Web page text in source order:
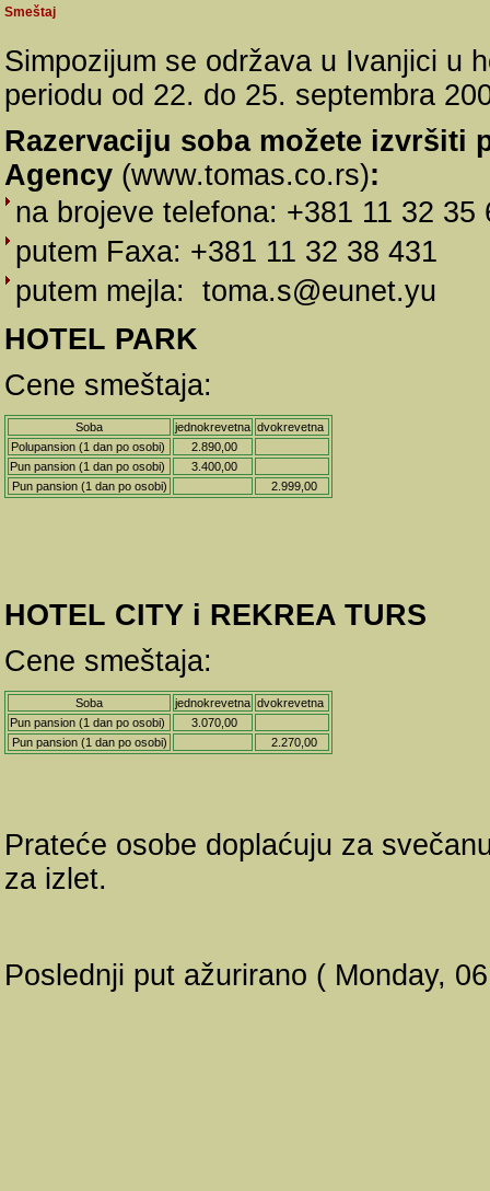
Smeštaj
Simpozijum se održava u Ivanjici u
periodu od 22. do 25. septembra
Razervaciju soba možete izvršiti
Agency (www.tomas.co.rs):
na brojeve telefona: +381 11 32
putem Faxa: +381 11 32 38 431
putem mejla: toma.s@eunet.yu
HOTEL PARK
Cene smeštaja:
Soba jednokrevetna dvokrevetna
Polupansion (1 dan po osobi)
2.890,00
Pun pansion (1 dan po osobi)
3.400,00
Pun pansion (1 dan po osobi)
2.999,00
HOTEL CITY i REKREA TURS
Cene smeštaja:
Soba jednokrevetna dvokrevetna
Pun pansion (1 dan po osobi)
3.070,00
Pun pansion (1 dan po osobi)
2.270,00
Prateće osobe doplaćuju za
za izlet.
Poslednji put ažurirano ( Monday,